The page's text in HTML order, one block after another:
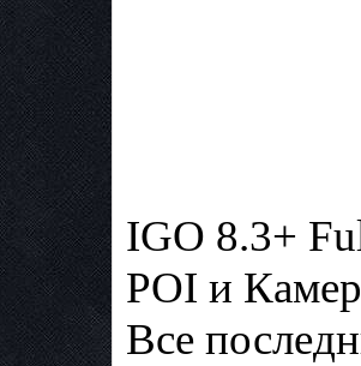
IGO 8.3+
POI и
Все